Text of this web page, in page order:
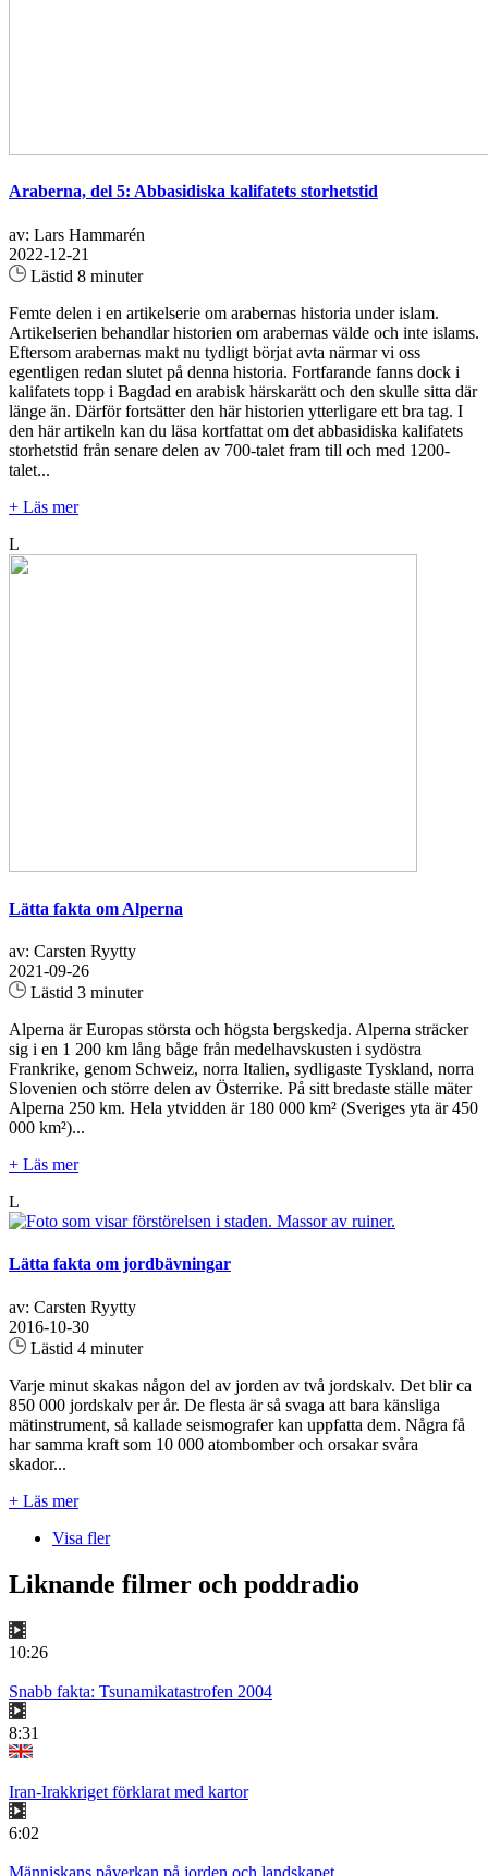
Araberna, del 5: Abbasidiska kalifatets storhetstid
av: Lars Hammarén
2022-12-21
Lästid 8 minuter
Femte delen i en artikelserie om arabernas historia under islam.
Artikelserien behandlar historien om arabernas välde och inte islams.
Eftersom arabernas makt nu tydligt börjat avta närmar vi oss
egentligen redan slutet på denna historia. Fortfarande fanns dock i
kalifatets topp i Bagdad en arabisk härskarätt och den skulle sitta där
länge än. Därför fortsätter den här historien ytterligare ett bra tag. I
den här artikeln kan du läsa kortfattat om det abbasidiska kalifatets
storhetstid från senare delen av 700-talet fram till och med 1200-
talet...
+ Läs mer
L
Lätta fakta om Alperna
av: Carsten Ryytty
2021-09-26
Lästid 3 minuter
Alperna är Europas största och högsta bergskedja. Alperna sträcker
sig i en 1 200 km lång båge från medelhavskusten i sydöstra
Frankrike, genom Schweiz, norra Italien, sydligaste Tyskland, norra
Slovenien och större delen av Österrike. På sitt bredaste ställe mäter
Alperna 250 km. Hela ytvidden är 180 000 km² (Sveriges yta är 450
000 km²)...
+ Läs mer
L
Lätta fakta om jordbävningar
av: Carsten Ryytty
2016-10-30
Lästid 4 minuter
Varje minut skakas någon del av jorden av två jordskalv. Det blir ca
850 000 jordskalv per år. De flesta är så svaga att bara känsliga
mätinstrument, så kallade seismografer kan uppfatta dem. Några få
har samma kraft som 10 000 atombomber och orsakar svåra
skador...
+ Läs mer
Visa fler
Liknande filmer och poddradio
10:26
Snabb fakta: Tsunamikatastrofen 2004
8:31
Iran-Irakkriget förklarat med kartor
6:02
Människans påverkan på jorden och landskapet